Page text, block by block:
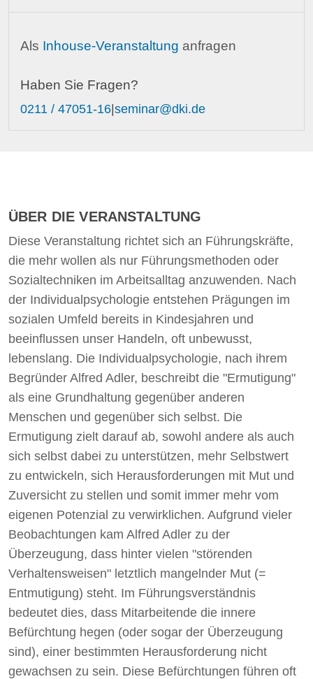
Als Inhouse-Veranstaltung anfragen
Haben Sie Fragen?
0211 / 47051-16 seminar@dki.de
ÜBER DIE VERANSTALTUNG
Diese Veranstaltung richtet sich an Führungskräfte,
die mehr wollen als nur Führungsmethoden oder
Sozialtechniken im Arbeitsalltag anzuwenden. Nach
der Individualpsychologie entstehen Prägungen im
sozialen Umfeld bereits in Kindesjahren und
beeinflussen unser Handeln, oft unbewusst,
lebenslang. Die Individualpsychologie, nach ihrem
Begründer Alfred Adler, beschreibt die "Ermutigung"
als eine Grundhaltung gegenüber anderen
Menschen und gegenüber sich selbst. Die
Ermutigung zielt darauf ab, sowohl andere als auch
sich selbst dabei zu unterstützen, mehr Selbstwert
zu entwickeln, sich Herausforderungen mit Mut und
Zuversicht zu stellen und somit immer mehr vom
eigenen Potenzial zu verwirklichen. Aufgrund vieler
Beobachtungen kam Alfred Adler zu der
Überzeugung, dass hinter vielen "störenden
Verhaltensweisen" letztlich mangelnder Mut (=
Entmutigung) steht. Im Führungsverständnis
bedeutet dies, dass Mitarbeitende die innere
Befürchtung hegen (oder sogar der Überzeugung
sind), einer bestimmten Herausforderung nicht
gewachsen zu sein. Diese Befürchtungen führen oft